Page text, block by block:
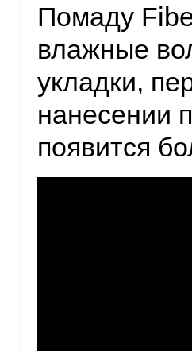
Помаду
влажные
укладки,
нанесении
появится